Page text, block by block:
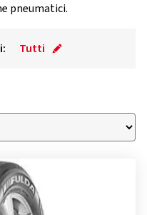
pneumatici.
Tutti